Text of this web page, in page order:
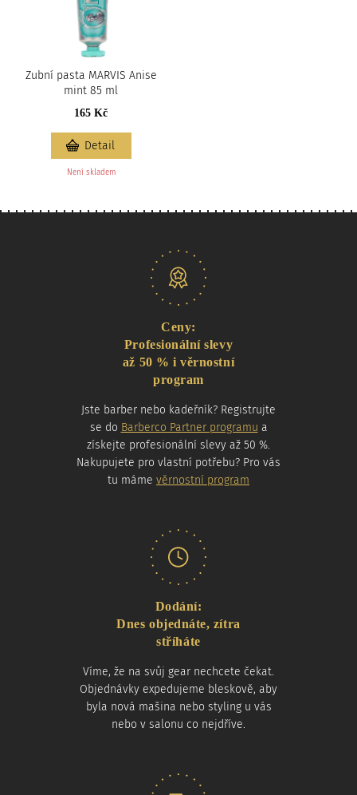
Zubní pasta MARVIS Anise
mint 85 ml
165 Kč
Není skladem
Detail
Ceny:
Profesionální slevy
až 50 % i věrnostní
program
Jste barber nebo kadeřník? Registrujte
se do Barberco Partner programu a
získejte profesionální slevy až 50 %.
Nakupujete pro vlastní potřebu? Pro vás
tu máme věrnostní program
Dodání:
Dnes objednáte, zítra
stříháte
Víme, že na svůj gear nechcete čekat.
Objednávky expedujeme bleskově, aby
byla nová mašina nebo styling u vás
nebo v salonu co nejdříve.